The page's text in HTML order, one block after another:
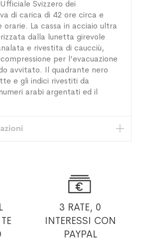
Svizzero dei
di carica di 42 ore circa e
orarie. La cassa in acciaio ultra
dalla lunetta girevole
e rivestita di caucciù,
per l’evacuazione
avvitato. Il quadrante nero
e gli indici rivestiti da
arabi argentati ed il

3 RATE, 0
INTERESSI CON
PAYPAL